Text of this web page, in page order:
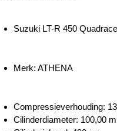
Suzuki LT-R 450
Merk: ATHENA
Compressieverhouding:
Cilinderdiameter: 100,00